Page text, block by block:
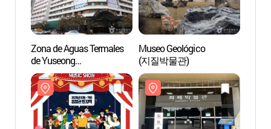
Zona de Aguas Termales
de Yuseong
(유성온천지구)
Museo Geológico
(지질박물관)